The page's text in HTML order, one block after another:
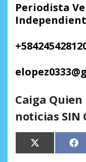
Periodista
Caiga
noticias SIN
Compartir
en
X
(Twitter) en